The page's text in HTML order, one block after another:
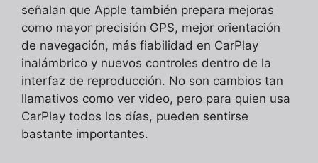
señalan que Apple también prepara mejoras
como mayor precisión GPS, mejor orientación
de navegación, más fiabilidad en CarPlay
inalámbrico y nuevos controles dentro de la
interfaz de reproducción. No son cambios tan
llamativos como ver video, pero para quien usa
CarPlay todos los días, pueden sentirse
bastante importantes.